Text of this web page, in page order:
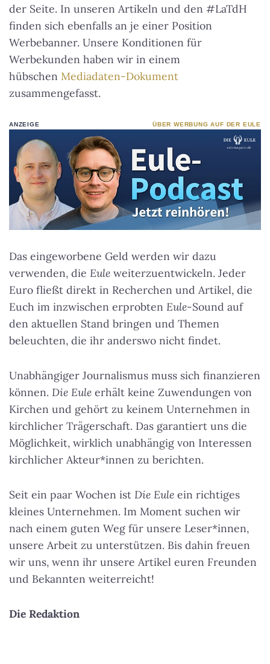
der Seite. In unseren Artikeln und den #LaTdH
finden sich ebenfalls an je einer Position
Werbebanner. Unsere Konditionen für
Werbekunden haben wir in einem
hübschen Mediadaten-Dokument
zusammengefasst.
ANZEIGE ÜBER WERBUNG AUF DER EULE
Das eingeworbene Geld werden wir dazu
verwenden, die Eule weiterzuentwickeln. Jeder
Euro fließt direkt in Recherchen und Artikel, die
Euch im inzwischen erprobten Eule-Sound auf
den aktuellen Stand bringen und Themen
beleuchten, die ihr anderswo nicht findet.
Unabhängiger Journalismus muss sich finanzieren
können. Die Eule erhält keine Zuwendungen von
Kirchen und gehört zu keinem Unternehmen in
kirchlicher Trägerschaft. Das garantiert uns die
Möglichkeit, wirklich unabhängig von Interessen
kirchlicher Akteur*innen zu berichten.
Seit ein paar Wochen ist Die Eule ein richtiges
kleines Unternehmen. Im Moment suchen wir
nach einem guten Weg für unsere Leser*innen,
unsere Arbeit zu unterstützen. Bis dahin freuen
wir uns, wenn ihr unsere Artikel euren Freunden
und Bekannten weiterreicht!
Die Redaktion